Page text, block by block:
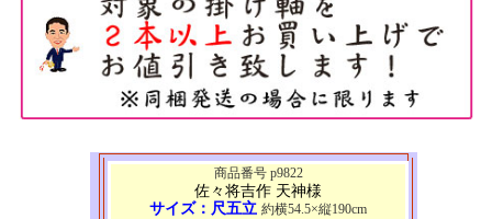
商品番号 p9822
佐々将吉作 天神様
サイズ：尺五立 約横54.5×縦190cm